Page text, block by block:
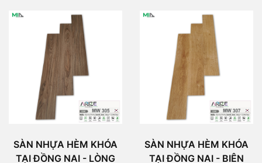
SÀN NHỰA HÈM KHÓA
TẠI ĐỒNG NAI - LÒNG
SÀN NHỰA HÈM KHÓA
TẠI ĐỒNG NAI - BIÊN